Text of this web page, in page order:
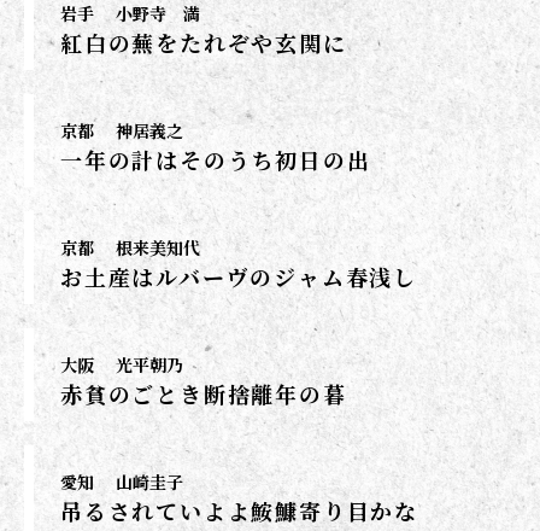
岩手 小野寺 満
紅白の蕪をたれぞや玄関に
京都 神居義之
一年の計はそのうち初日の出
京都 根来美知代
お土産はルバーヴのジャム春浅し
大阪 光平朝乃
赤貧のごとき断捨離年の暮
愛知 山崎圭子
吊るされていよよ鮟鱇寄り目かな